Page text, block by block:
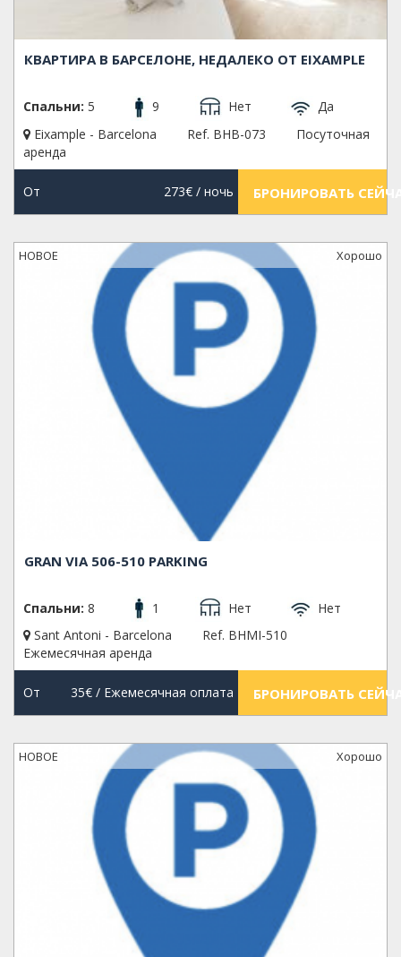
КВАРТИРА В БАРСЕЛОНЕ, НЕДАЛЕКО ОТ EIXAMPLE
Спальни: 5 9 Нет
Да
Eixample - Barcelona
Ref. BHB-073
Посуточная
аренда
От 273€/ ночь БРОНИРОВАТЬ
НОВОЕ Xорошо
GRAN VIA 506-510 PARKING
Спальни: 8 1 Нет
Нет
Sant Antoni - Barcelona
Ref. BHMI-510
Ежемесячная аренда
От 35€/ Ежемесячная оплата БРОНИРОВАТЬ
НОВОЕ Xорошо